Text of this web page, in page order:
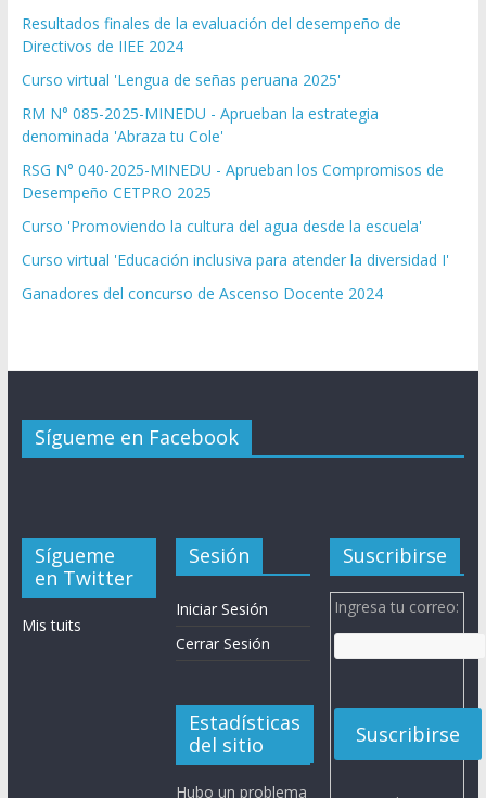
Resultados finales de la evaluación del desempeño de
Directivos de IIEE 2024
Curso virtual 'Lengua de señas peruana 2025'
RM N° 085-2025-MINEDU - Aprueban la estrategia
denominada 'Abraza tu Cole'
RSG N° 040-2025-MINEDU - Aprueban los Compromisos de
Desempeño CETPRO 2025
Curso 'Promoviendo la cultura del agua desde la escuela'
Curso virtual 'Educación inclusiva para atender la diversidad I'
Ganadores del concurso de Ascenso Docente 2024
Sígueme en Facebook
Sígueme
en Twitter
Mis tuits
Sesión
Iniciar Sesión
Cerrar Sesión
Estadísticas
del sitio
Hubo un problema
Suscribirse
Ingresa tu correo: